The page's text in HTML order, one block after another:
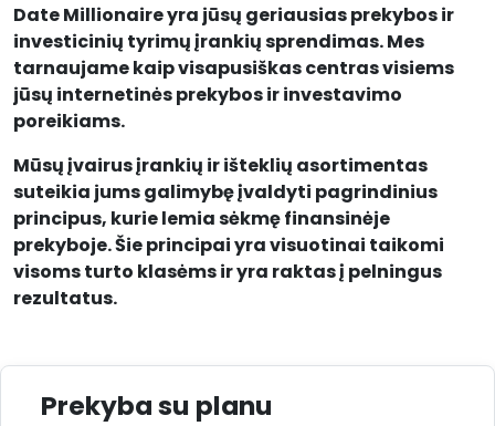
Date Millionaire yra jūsų geriausias prekybos ir
investicinių tyrimų įrankių sprendimas. Mes
tarnaujame kaip visapusiškas centras visiems
jūsų internetinės prekybos ir investavimo
poreikiams.
Mūsų įvairus įrankių ir išteklių asortimentas
suteikia jums galimybę įvaldyti pagrindinius
principus, kurie lemia sėkmę finansinėje
prekyboje. Šie principai yra visuotinai taikomi
visoms turto klasėms ir yra raktas į pelningus
rezultatus.
Prekyba su planu